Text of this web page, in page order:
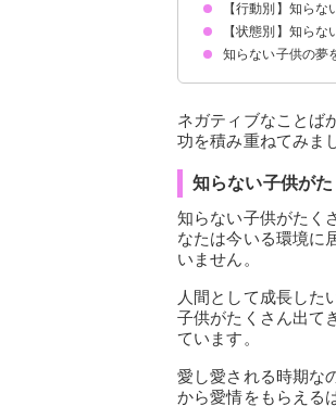
知らない子供が死
知らない子供が事
知らない子供にな
知らない子供に馬
知らない子供に嫌
知らない子供に追
知らない子供がま
知らない子供が家
知らない子供に襲
知らない子供がた
恋人と知らない子
知らない子供の声
【行動別】知ら
知らない子供と遊
知らない子供を育
知らない子供と話
知らない子供と喧
知らない子供と食
知らない子供と添
知らない子供と旅
知らない子供を抱
知らない子供をお
知らない子供を助
知らない子供と電
知らない子供を虐
【状態別】知ら
知らない子供が泣
知らない子供が笑
知らない子供が寝
知らない子供が悲
知らない子供の夢
ネガティブなことば
功を積み重ねてみま
知らない子供がた
知らない子供がたく
なたは今いる環境に
いません。
人間として成長した
子供がたくさん出て
ています。
愛し愛される時期な
から愛情をもらえる